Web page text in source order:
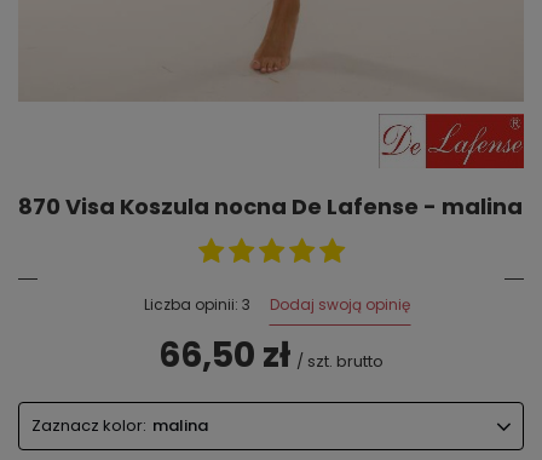
870 Visa Koszula nocna De Lafense - malina
Liczba opinii: 3 Dodaj swoją opinię
66,50 zł / szt. brutto
Zaznacz kolor: malina